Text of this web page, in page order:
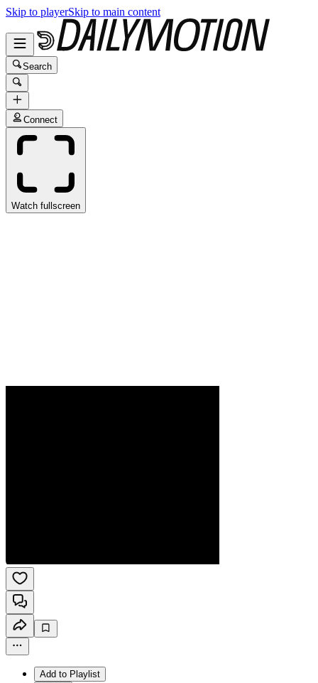
Skip to playerSkip to main content
Search
Connect
Watch fullscreen
Add to Playlist